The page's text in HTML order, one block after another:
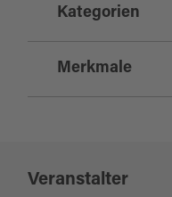
Kategorien
Regionale
Zoigl /
Merkmale
Zielgruppe
Veranstalter